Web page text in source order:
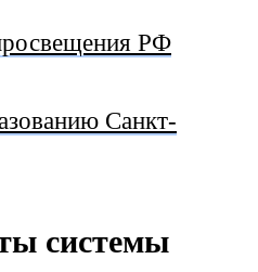
РФ
Санкт-
системы